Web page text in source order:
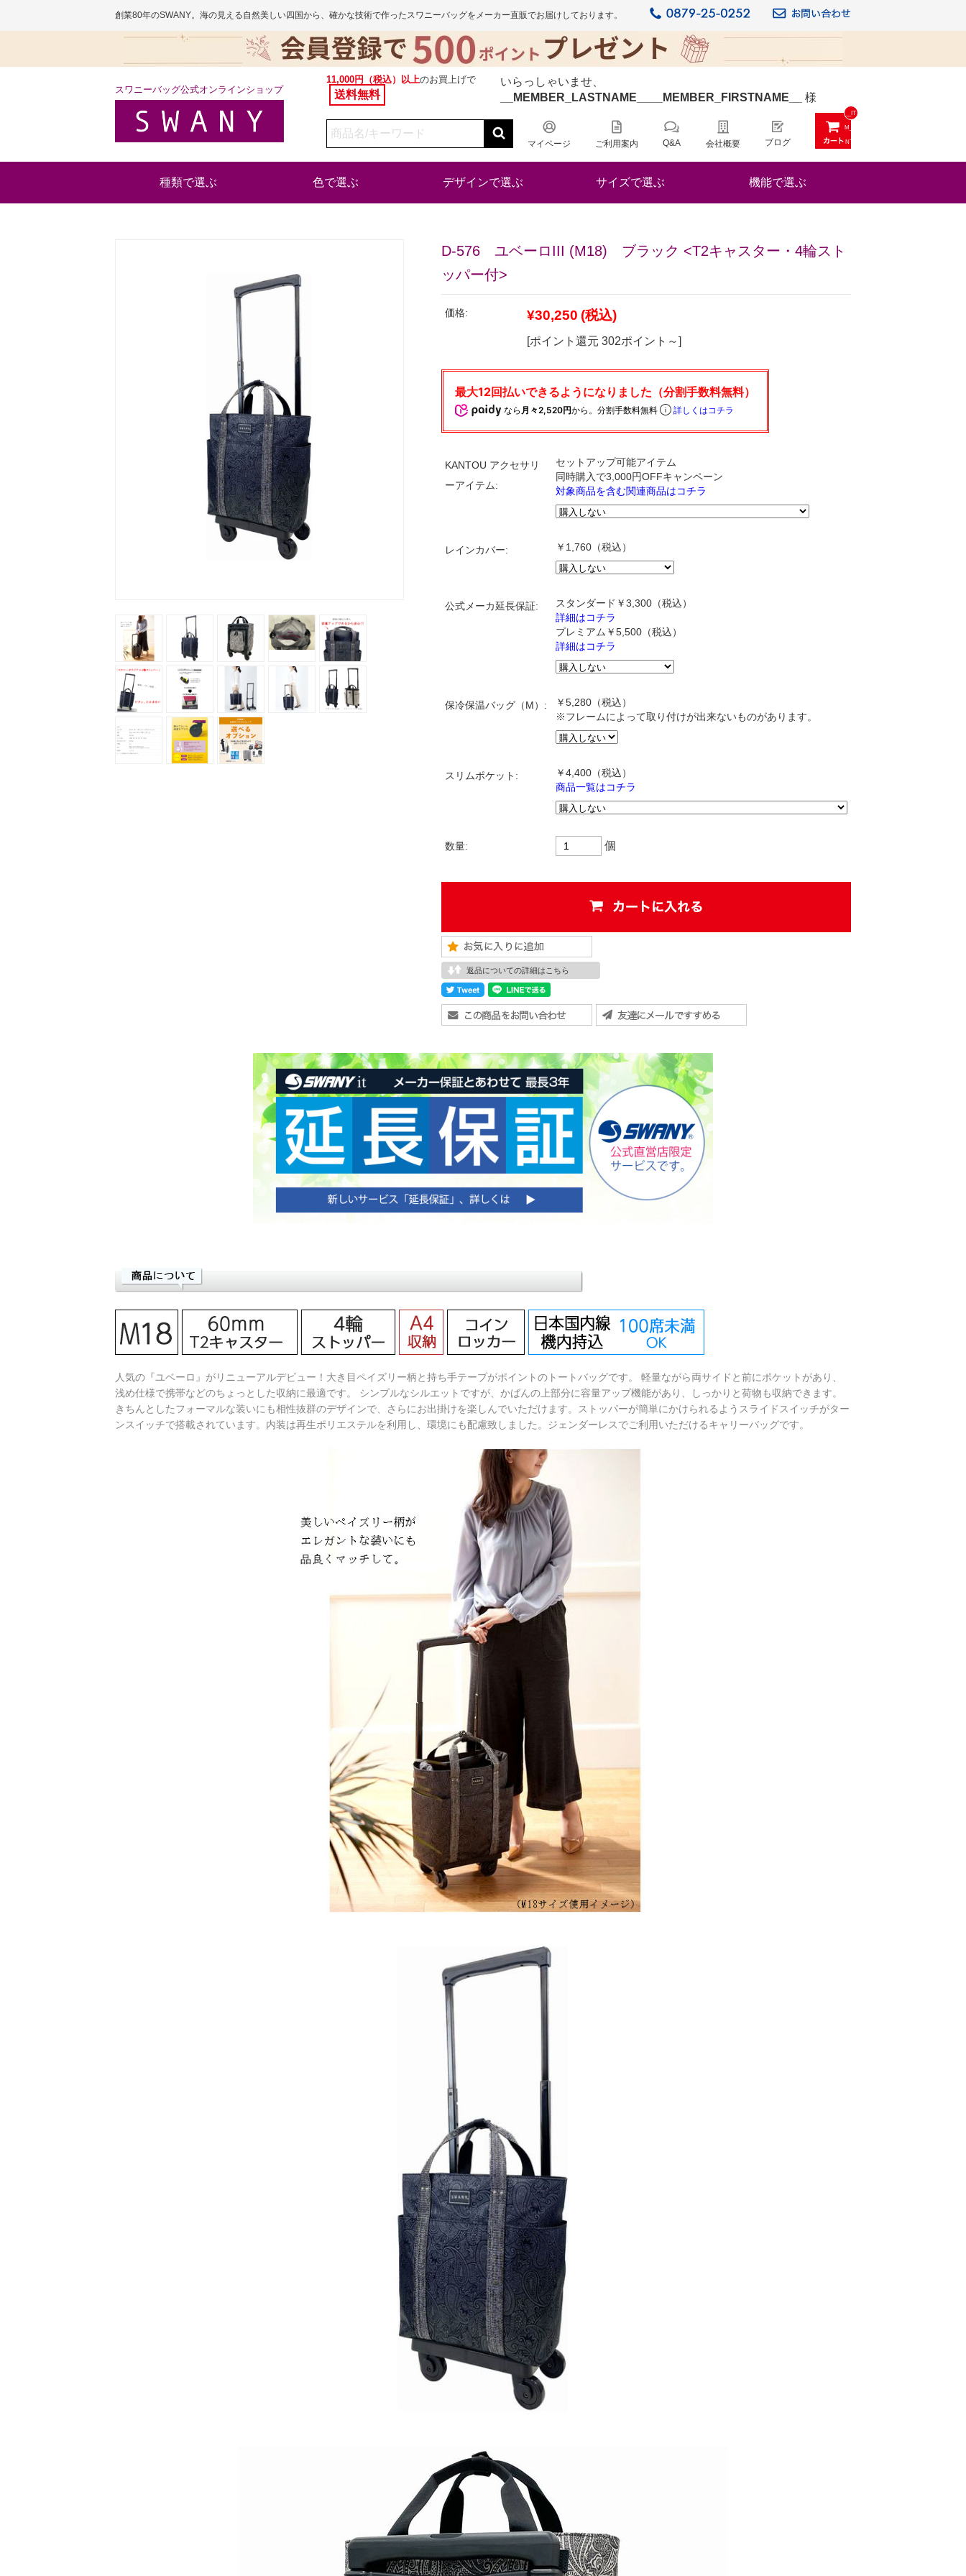
創業80年のSWANY。海の見える自然美しい四国から、確かな技術で作ったスワニーバッグをメーカー直販でお届けしております。
スワニーバッグ公式オンラインショップ
11,000円（税込）以上のお買上げで
送料無料
いらっしゃいませ、
__MEMBER_LASTNAME__
__MEMBER_FIRSTNAME__ 様
マイページ ご利用案内 Q&A 会社概要 ブログ
__IT
M_C
NT_
種類で選ぶ 色で選ぶ デザインで選ぶ サイズで選ぶ 機能で選ぶ
D-576 ユベーロIII (M18) ブラック <T2キャスター・4輪スト
ッパー付>
価格: ¥30,250 (税込)
[ポイント還元 302ポイント～]
なら 月々2,520円から。分割手数料無料 詳しくはコチラ
KANTOU アクセサリ
ーアイテム:
セットアップ可能アイテム
同時購入で3,000円OFFキャンペーン
対象商品を含む関連商品はコチラ
レインカバー: ￥1,760（税込）
公式メーカ延長保証:
スタンダード￥3,300（税込）
詳細はコチラ
プレミアム￥5,500（税込）
詳細はコチラ
保冷保温バッグ（M）:
￥5,280（税込）
※フレームによって取り付けが出来ないものがあります。
スリムポケット: ￥4,400 （税込）
商品一覧はコチラ
数量: 個
返品についての詳細はこちら
人気の『ユベーロ』がリニューアルデビュー！大き目ペイズリー柄と持ち手テープがポイントのトートバッグです。 軽量ながら両サイドと前にポケットがあり、
浅め仕様で携帯などのちょっとした収納に最適です。 シンプルなシルエットですが、かばんの上部分に容量アップ機能があり、しっかりと荷物も収納できます。
きちんとしたフォーマルな装いにも相性抜群のデザインで、さらにお出掛けを楽しんでいただけます。ストッパーが簡単にかけられるようスライドスイッチがター
ンスイッチで搭載されています。内装は再生ポリエステルを利用し、環境にも配慮致しました。ジェンダーレスでご利用いただけるキャリーバッグです。